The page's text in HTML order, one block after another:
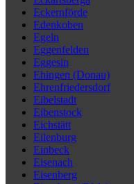
Eckernförde
Edenkoben
Egeln
Eggenfelden
Eggesin
Ehingen (Donau)
Ehrenfriedersdorf
Eibelstadt
Eibenstock
Eichstätt
Eilenburg
Einbeck
Eisenach
Eisenberg